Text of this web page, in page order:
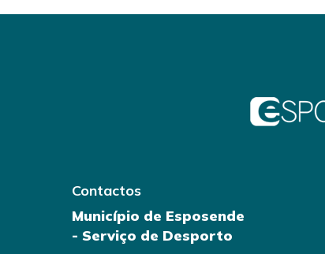
Contactos
Município de Esposende
- Serviço de Desporto